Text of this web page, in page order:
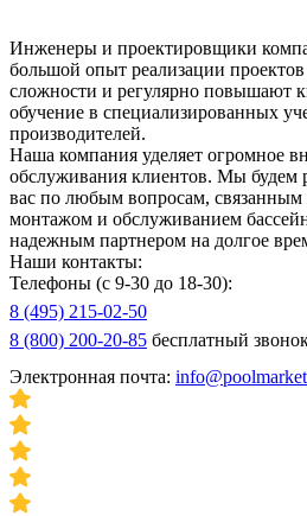
Инженеры и проектировщики
большой опыт реализации
сложности и регулярно повышают
обучение в специализированных
производителей.
Наша компания уделяет огромное
обслуживания клиентов. Мы будем
вас по любым вопросам, связанным
монтажом и обслуживанием
надежным партнером на долгое
Наши контакты:
Телефоны (с 9-30 до 18-30):
8 (495) 215-02-50
8 (800) 200-20-85 бесплатный
Электронная почта: